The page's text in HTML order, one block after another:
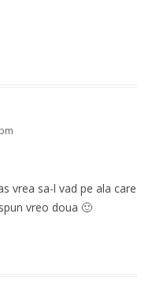
vrea sa-l vad pe ala care
vreo doua 🙂